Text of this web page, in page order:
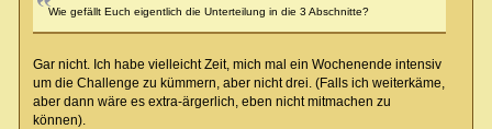
Wie gefällt Euch eigentlich die Unterteilung in die 3 Abschnitte?
Gar nicht. Ich habe vielleicht Zeit, mich mal ein Wochenende intensiv
um die Challenge zu kümmern, aber nicht drei. (Falls ich weiterkäme,
aber dann wäre es extra-ärgerlich, eben nicht mitmachen zu
können).